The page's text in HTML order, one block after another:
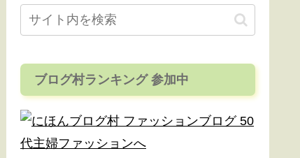
ブログ村ランキング 参加中